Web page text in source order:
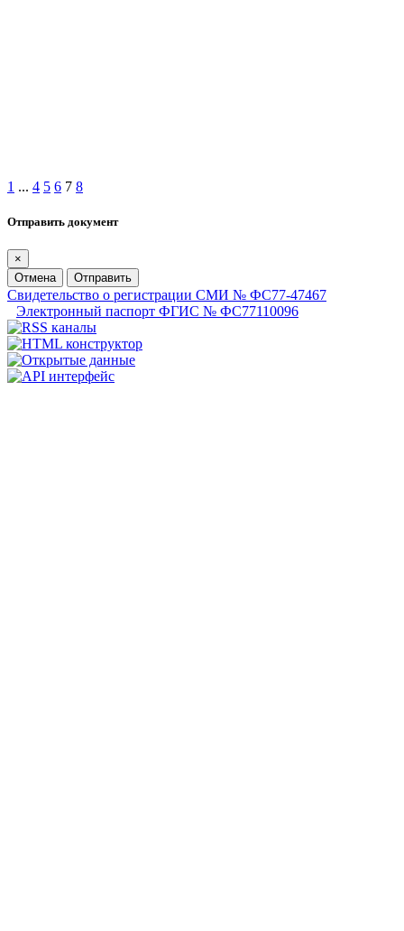
1 ... 4 5 6 7 8
Отправить документ
×
Отмена
Отправить
Свидетельство о регистрации СМИ № ФС77-47467
Электронный паспорт ФГИС № ФС77110096